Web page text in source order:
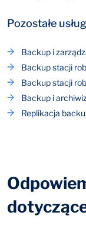
Pozostałe
Backup i
Backup stacji
Backup stacji
Backup i
Replikacja